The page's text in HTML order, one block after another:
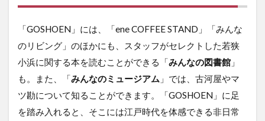
「GOSHOEN」には、「ene COFFEE STAND」「みんな
のリビング」のほかにも、スタッフがセレクトした若狭
小浜に関する本を読むことができる「みんなの図書館 」
も。また、「みんなのミュージアム 」では、古河屋やマ
ツ勘について知ることができます。「GOSHOEN」に足
を踏み入れると、そこには江戸時代を体感できる非日常